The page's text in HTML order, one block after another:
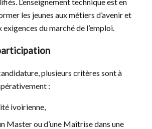
L’enseignement technique est en
les jeunes aux métiers d’avenir et
du marché de l’emploi.
plusieurs critères sont à
:
ivoirienne,
Master ou d’une Maîtrise dans une